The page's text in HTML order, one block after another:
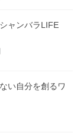
ャンバラLIFE
い自分を創るワ